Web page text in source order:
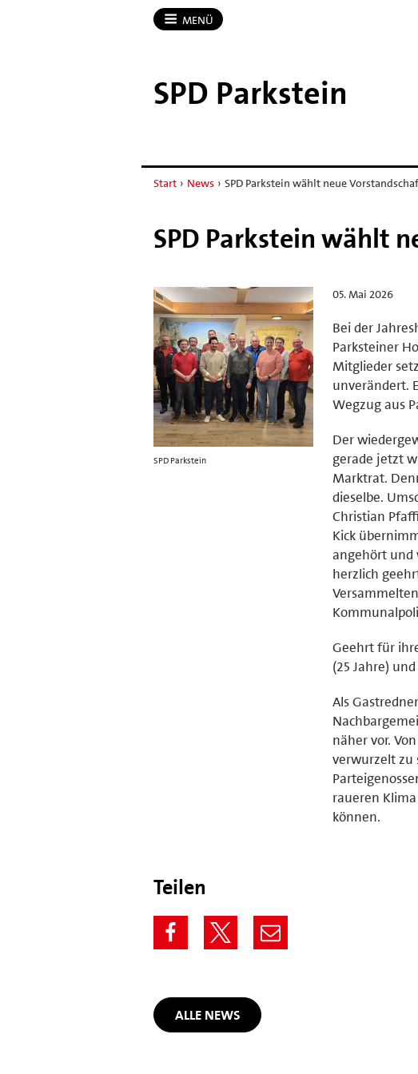
MENÜ
SPD Parkstein
Start › News › SPD Parkstein wählt neue
SPD Parkstein wählt
SPD Parkstein
05. Mai 2026
Bei der
Parksteiner
Mitglieder
unverändert.
Wegzug aus
Der
gerade jetzt
Marktrat.
dieselbe.
Christian
Kick
angehört und
herzlich
Geehrt für
(25 Jahre)
Als
näher vor.
verwurzelt zu
raueren
können.
Teilen
ALLE NEWS